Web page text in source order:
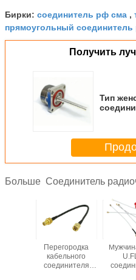
Бирки: соединитель рф сма ,
прямоугольный
Получить
Тип
Больше Соединитель
Перегородка
кабельного
соединителя